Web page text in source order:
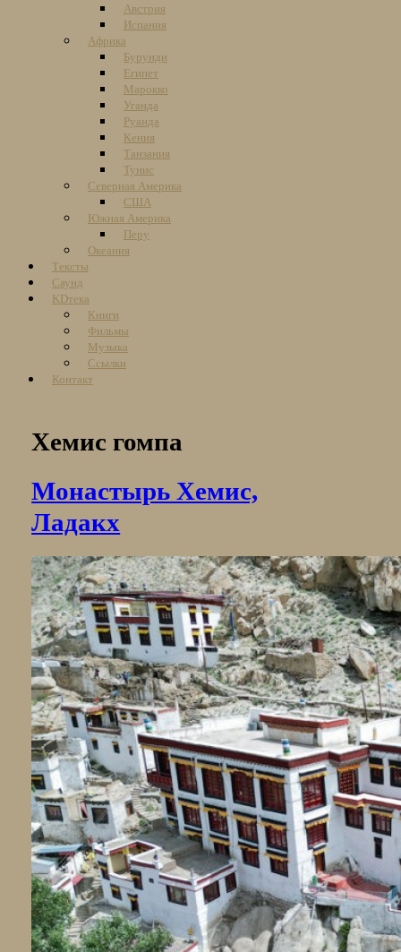
Австрия
Испания
Африка
Бурунди
Египет
Марокко
Уганда
Руанда
Кения
Танзания
Тунис
Северная Америка
США
Южная Америка
Перу
Океания
Тексты
Саунд
KDтека
Книги
Фильмы
Музыка
Ссылки
Контакт
Хемис гомпа
Монастырь Хемис,
Ладакх